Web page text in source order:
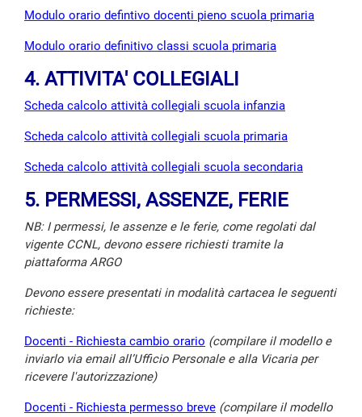
Modulo orario defintivo docenti pieno scuola primaria
Modulo orario definitivo classi scuola primaria
4. ATTIVITA' COLLEGIALI
Scheda calcolo attività collegiali scuola infanzia
Scheda calcolo attività collegiali scuola primaria
Scheda calcolo attività collegiali scuola secondaria
5. PERMESSI, ASSENZE, FERIE
NB: I permessi, le assenze e le ferie, come regolati dal
vigente CCNL, devono essere richiesti tramite la
piattaforma ARGO
Devono essere presentati in modalità cartacea le seguenti
richieste:
Docenti - Richiesta cambio orario (compilare il modello e
inviarlo via email all’Ufficio Personale e alla Vicaria per
ricevere l'autorizzazione)
Docenti - Richiesta permesso breve (compilare il modello